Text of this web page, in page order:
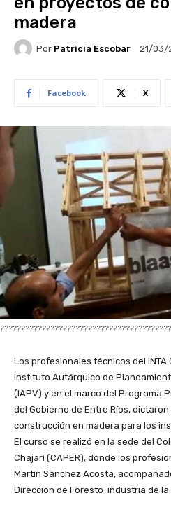
madera
Por Patricia Escobar 21/03/
Facebook X
Los profesionales técnicos del
Instituto Autárquico de
(IAPV) y en el marco del Programa
del Gobierno de Entre Ríos,
construcción en madera para los
El curso se realizó en la sede del
Chajarí (CAPER), donde los
Martín Sánchez Acosta,
Dirección de Foresto-industria de la